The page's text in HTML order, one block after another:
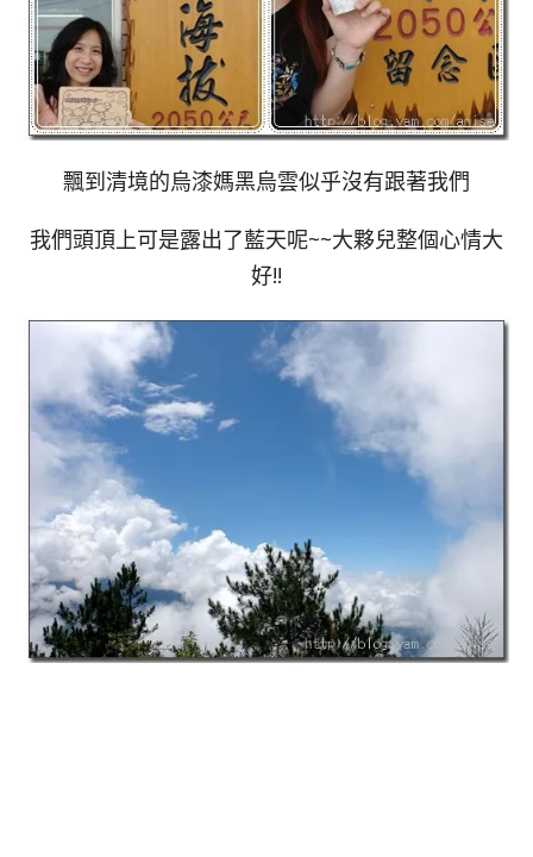
飄到清境的烏漆媽黑烏雲似乎沒有跟著我們
我們頭頂上可是露出了藍天呢~~大夥兒整個心情大
好!!